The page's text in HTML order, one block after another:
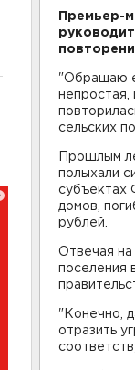
Премьер-
"Обращаю
непростая,
сельских
Прошлым
полыхали
субъектах
домов,
рублей.
Отвечая на
поселения
"Конечно,
отразить